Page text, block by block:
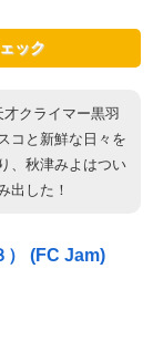
ック
クライマー黒羽
コと新鮮な日々を
、秋津みよはつい
出した！
） (FC Jam)